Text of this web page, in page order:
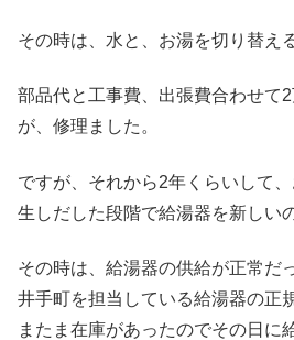
その時は、水と、お湯を切り替え
部品代と工事費、出張費合わせて
が、修理ました。
ですが、それから2年くらいして
生しだした段階で給湯器を新しい
その時は、給湯器の供給が正常だ
井手町を担当している給湯器の正
またま在庫があったのでその日に